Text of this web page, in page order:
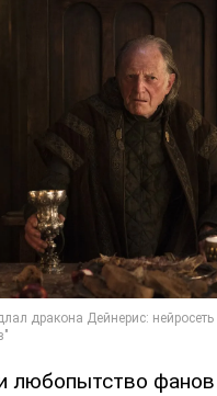
любопытство фанов